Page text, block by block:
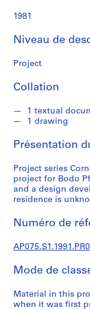
b
r
a
d
S
r
i
e
s
:
a
n
d
1981
Niveau de
Project
Collation
1 textual
1 drawing
Présentation
Project series
project for Bodo
and a design
residence is
Numéro de
Mode de
Material in this
when it was first